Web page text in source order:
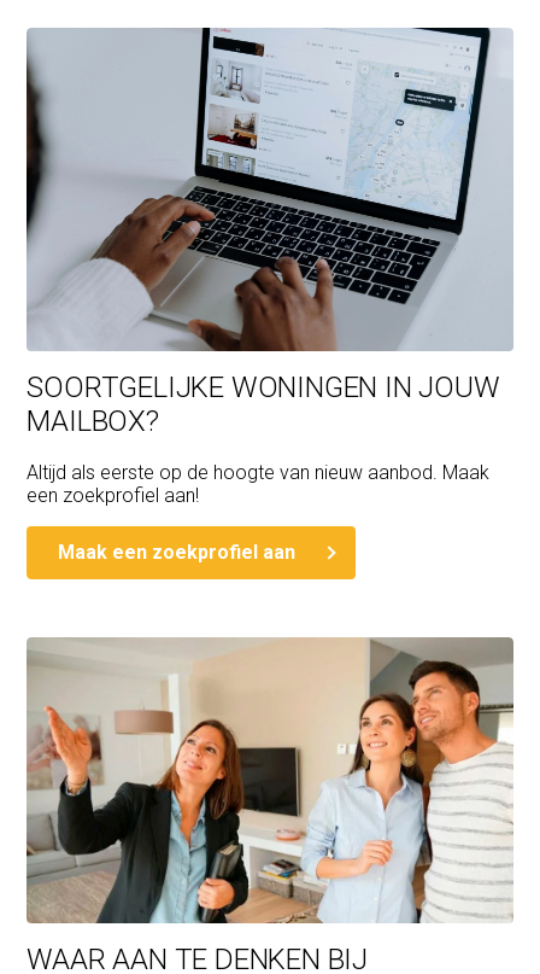
SOORTGELIJKE WONINGEN IN JOUW
MAILBOX?
Altijd als eerste op de hoogte van nieuw aanbod. Maak
een zoekprofiel aan!
Maak een zoekprofiel aan
WAAR AAN TE DENKEN BIJ